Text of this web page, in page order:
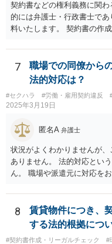
契約書などの権利義務に関
的には弁護士・行政書士で
料いたします。 契約書の作
7
職場での同僚から
法的対応は？
#セクハラ #労働・雇用契約違反
2025年3月19日
匿名A 弁護士
状況がよくわかりませんが
ありません。 法的対応とい
ん。 職場や派遣元に対応を
8
賃貸物件につき、
する法的根拠につ
#契約書作成・リーガルチェック
#